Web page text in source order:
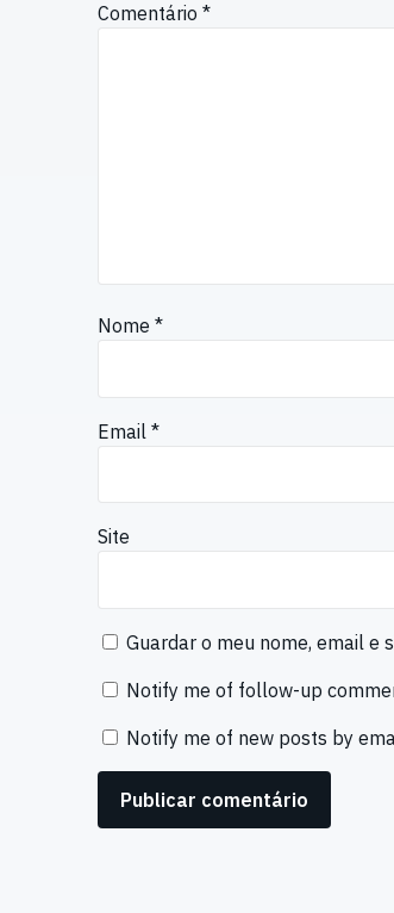
Comentário *
Nome *
Email *
Site
Guardar o meu nome, email e
Notify me of follow-up
Notify me of new posts by